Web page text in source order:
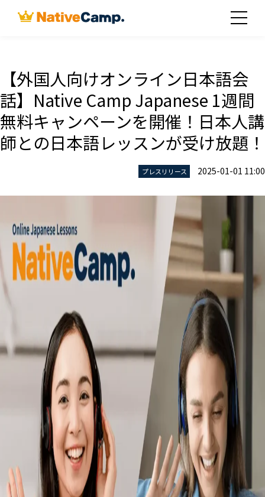
【外国人向けオンライン日本語会
話】Native Camp Japanese 1週間
無料キャンペーンを開催！日本人講
師との日本語レッスンが受け放題！
プレスリリース 2025-01-01 11:00